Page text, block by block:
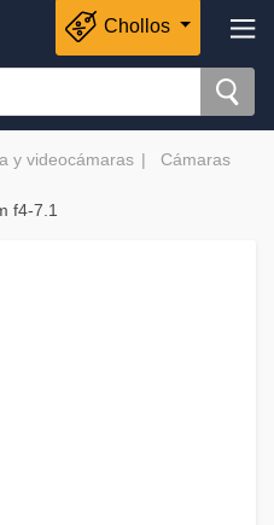
Chollos
y videocámaras
Cámaras
f4-7.1